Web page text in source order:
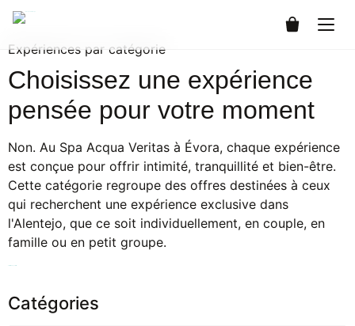
Expériences par catégorie
Choisissez une expérience
pensée pour votre moment
Non. Au Spa Acqua Veritas à Évora, chaque expérience
est conçue pour offrir intimité, tranquillité et bien-être.
Cette catégorie regroupe des offres destinées à ceux
qui recherchent une expérience exclusive dans
l'Alentejo, que ce soit individuellement, en couple, en
famille ou en petit groupe.
Catégories